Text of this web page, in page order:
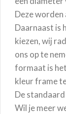
Deze worden
Daarnaast is
kiezen, wij
ons op te
formaat is
kleur frame
De
Wil je meer